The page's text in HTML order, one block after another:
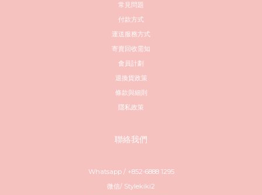
常見問題
付款方式
運送服務方式
寄賣回收需知
會員計劃
退換貨政策
條款與細則
隱私政策
聯絡我們
Whatsapp / +852-6888 1295
微信/ Stylekiki2